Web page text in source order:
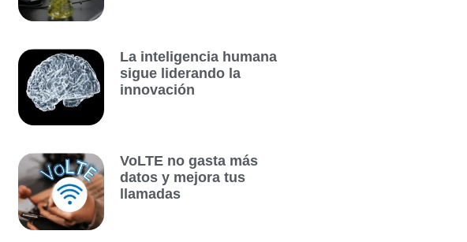
La inteligencia humana
sigue liderando la
innovación
VoLTE no gasta más
datos y mejora tus
llamadas